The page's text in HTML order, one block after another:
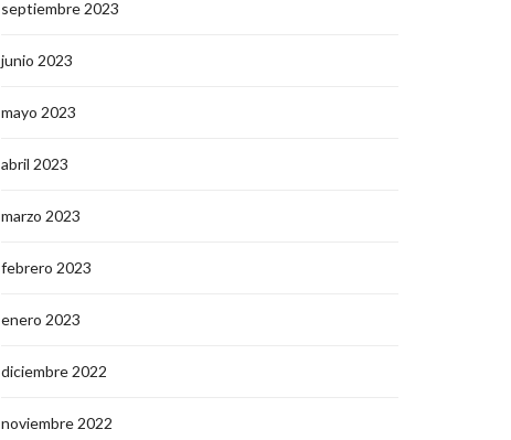
septiembre 2023
junio 2023
mayo 2023
abril 2023
marzo 2023
febrero 2023
enero 2023
diciembre 2022
noviembre 2022